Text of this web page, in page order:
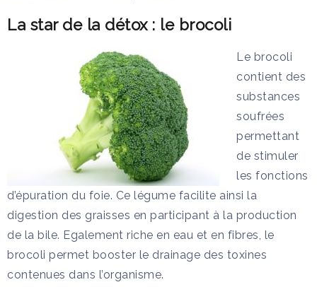
La star de la détox : le brocoli
Le brocoli
contient des
substances
soufrées
permettant
de stimuler
les fonctions
d’épuration du foie. Ce légume facilite ainsi la
digestion des graisses en participant à la production
de la bile. Egalement riche en eau et en fibres, le
brocoli permet booster le drainage des toxines
contenues dans l’organisme.